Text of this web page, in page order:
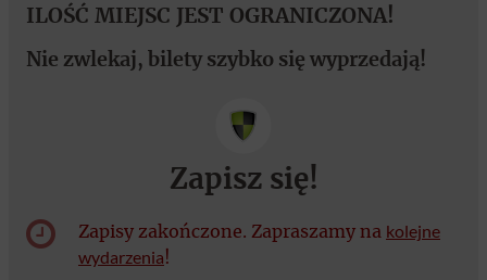
ILOŚĆ MIEJSC JEST OGRANICZONA!
Nie zwlekaj, bilety szybko się wyprzedają!
Zapisz się!
Zapisy zakończone. Zapraszamy na kolejne
wydarzenia!